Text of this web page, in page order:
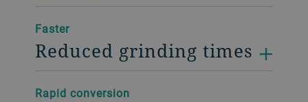
Faster
Reduced grinding times
Rapid conversion